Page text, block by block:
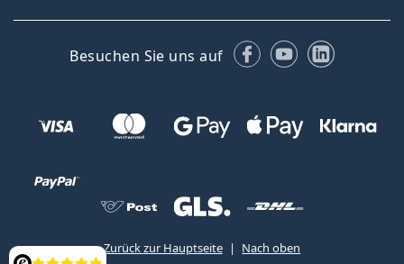
Besuchen Sie uns auf Facebook
YouTubeLinkedIn
Zurück zur Hauptseite Nach oben